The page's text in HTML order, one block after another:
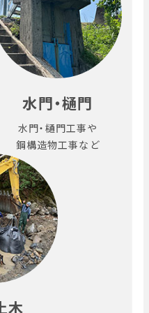
水門・樋門
水門・樋門工事や
鋼構造物工事など
木